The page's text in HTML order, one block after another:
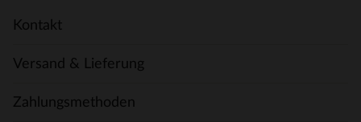
Kontakt
Versand & Lieferung
Zahlungsmethoden